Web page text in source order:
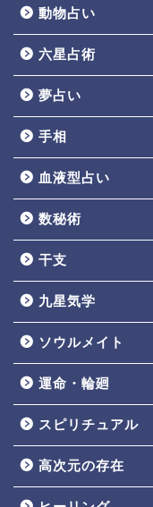
動物占い
六星占術
夢占い
手相
血液型占い
数秘術
干支
九星気学
ソウルメイト
運命・輪廻
スピリチュアル
高次元の存在